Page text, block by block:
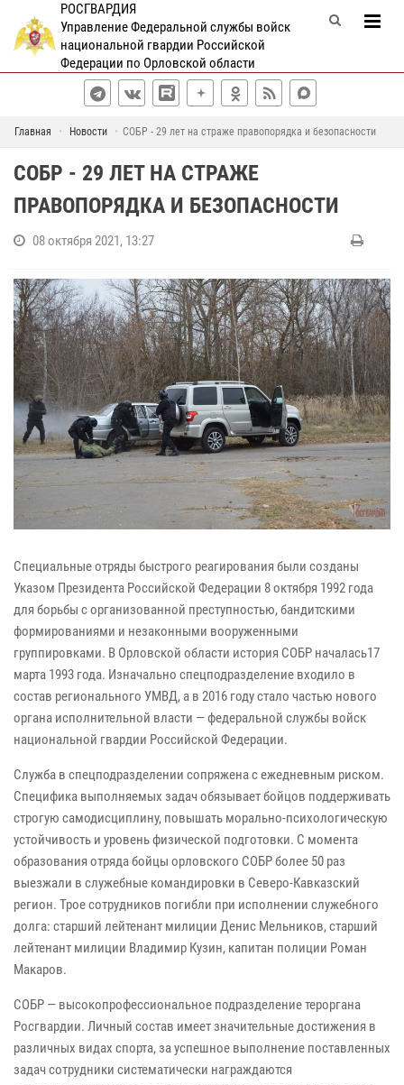
РОСГВАРДИЯ
Управление Федеральной службы войск
национальной гвардии Российской
Федерации по Орловской области
Главная Новости СОБР - 29 лет на страже правопорядка и безопасности
СОБР - 29 ЛЕТ НА СТРАЖЕ
ПРАВОПОРЯДКА И БЕЗОПАСНОСТИ
08 октября 2021, 13:27
Специальные отряды быстрого реагирования были созданы
Указом Президента Российской Федерации 8 октября 1992 года
для борьбы с организованной преступностью, бандитскими
формированиями и незаконными вооруженными
группировками. В Орловской области история СОБР началась17
марта 1993 года. Изначально спецподразделение входило в
состав регионального УМВД, а в 2016 году стало частью нового
органа исполнительной власти — федеральной службы войск
национальной гвардии Российской Федерации.
Служба в спецподразделении сопряжена с ежедневным риском.
Специфика выполняемых задач обязывает бойцов поддерживать
строгую самодисциплину, повышать морально-психологическую
устойчивость и уровень физической подготовки. С момента
образования отряда бойцы орловского СОБР более 50 раз
выезжали в служебные командировки в Северо-Кавказский
регион. Трое сотрудников погибли при исполнении служебного
долга: старший лейтенант милиции Денис Мельников, старший
лейтенант милиции Владимир Кузин, капитан полиции Роман
Макаров.
СОБР — высокопрофессиональное подразделение тероргана
Росгвардии. Личный состав имеет значительные достижения в
различных видах спорта, за успешное выполнение поставленных
задач сотрудники систематически награждаются